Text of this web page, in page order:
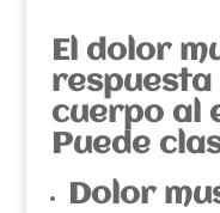
El dolor
respuesta
cuerpo al
Puede
Dolor